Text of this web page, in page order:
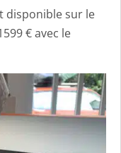
disponible sur le
€ avec le